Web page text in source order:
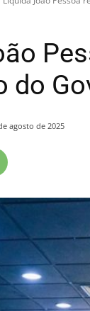
do
agosto de 2025